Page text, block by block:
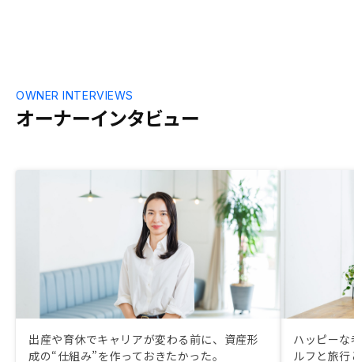
オーナーインタビュー
OWNER INTERVIEWS
出産や育休でキャリアが変わる前に、資産形
成の“仕組み”を作っておきたかった。
ハッピー
ルフと旅